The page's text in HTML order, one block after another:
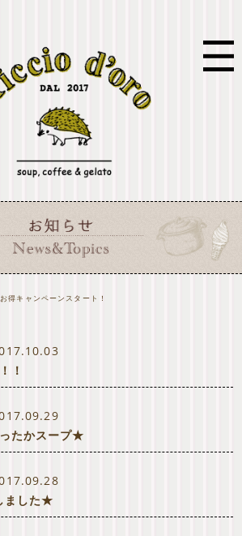
得キャンペーンスタート！
！
たかスープ★
ました★